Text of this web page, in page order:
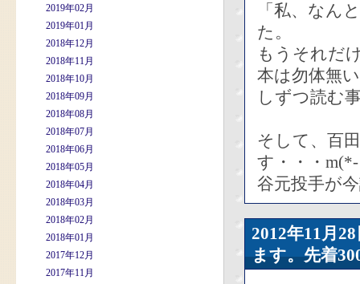
2019年02月
2019年01月
2018年12月
2018年11月
2018年10月
2018年09月
2018年08月
2018年07月
2018年06月
2018年05月
2018年04月
2018年03月
2018年02月
2018年01月
2017年12月
2017年11月
「私、なん
た。
もうそれだ
本は勿体無
しずつ読む
そして、百
す・・・
谷元投手が
2012年11
ます。先着